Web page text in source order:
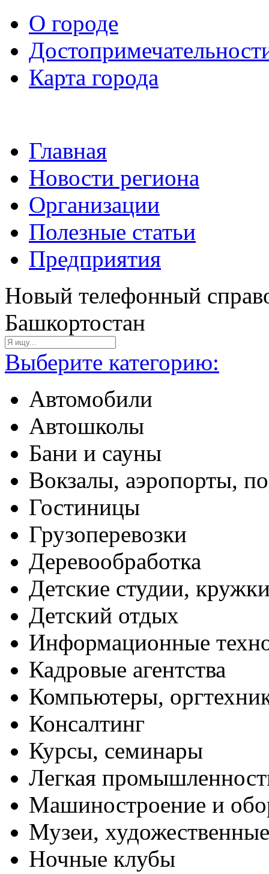
О городе
Карта города
Главная
Новости региона
Организации
Полезные статьи
Предприятия
Новый телефонный
Башкортостан
Выберите категорию:
Автомобили
Автошколы
Бани и сауны
Вокзалы, аэропорты,
Гостиницы
Грузоперевозки
Деревообработка
Детские студии,
Детский отдых
Информационные
Кадровые агентства
Компьютеры,
Консалтинг
Курсы, семинары
Легкая
Машиностроение и
Музеи,
Ночные клубы